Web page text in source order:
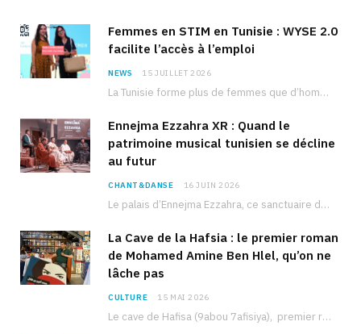
Femmes en STIM en Tunisie : WYSE 2.0
facilite l’accès à l’emploi
NEWS 15 JUILLET 2026
La Tunisie forme plus de femmes que d’hommes dans les filières scientifiques. Pourtant, pour beaucoup…
Ennejma Ezzahra XR : Quand le
patrimoine musical tunisien se décline
au futur
CHANT&DANSE 16 JUIN 2026
Le palais d’Ennejma Ezzahra, ce sanctuaire de la musique tunisienne et méditerranéenne construit par le…
La Cave de la Hafsia : le premier roman
de Mohamed Amine Ben Hlel, qu’on ne
lâche pas
CULTURE 15 MAI 2026
Le cave de Hafisa (9abou 7afisiya), premier roman du journaliste tunisien Mohamed Amine Ben Hlel,…